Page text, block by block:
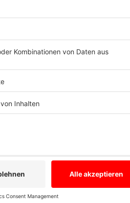
Bund und Ländern vor, den
ohne für eine ausreichende
anderem eine stärkere Beteiligung
vor Ort.
Martin Junkernheinrich sprach in
frühere Finanzprobleme der
Ohne zusätzliche
notwendige Investitionen in
aufgeschoben werden. Murrack ist
und Bürger werden das auf jeden Fall